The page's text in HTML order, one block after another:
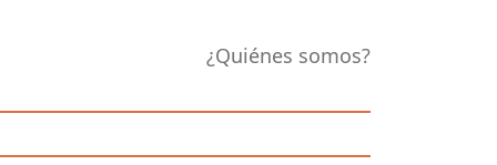
¿Quiénes somos?